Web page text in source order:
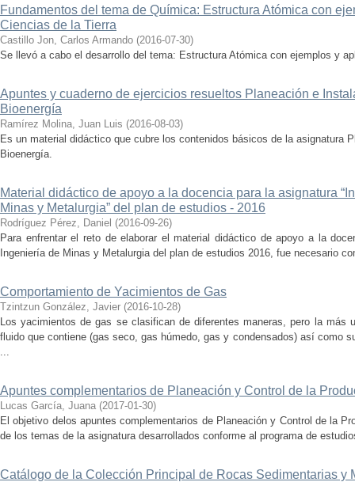
Fundamentos del tema de Química: Estructura Atómica con
Ciencias de la Tierra
Castillo Jon, Carlos Armando (2016-07-30)
Se llevó a cabo el desarrollo del tema: Estructura Atómica con ejemplos y
Apuntes y cuaderno de ejercicios resueltos Planeación e
Bioenergía
Ramírez Molina, Juan Luis (2016-08-03)
Es un material didáctico que cubre los contenidos básicos de la asignatura
Bioenergía.
Material didáctico de apoyo a la docencia para la asignatura
Minas y Metalurgia” del plan de estudios - 2016
Rodríguez Pérez, Daniel (2016-09-26)
Para enfrentar el reto de elaborar el material didáctico de apoyo a la
Ingeniería de Minas y Metalurgia del plan de estudios 2016, fue necesario
Comportamiento de Yacimientos de Gas
Tzintzun González, Javier (2016-10-28)
Los yacimientos de gas se clasifican de diferentes maneras, pero la más
fluido que contiene (gas seco, gas húmedo, gas y condensados) así como
...
Apuntes complementarios de Planeación y Control de la
Lucas García, Juana (2017-01-30)
El objetivo delos apuntes complementarios de Planeación y Control de la
de los temas de la asignatura desarrollados conforme al programa de
Catálogo de la Colección Principal de Rocas Sedimentarias y